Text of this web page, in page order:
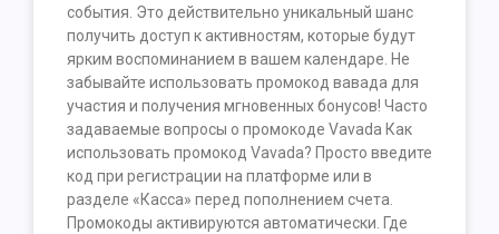
события. Это действительно уникальный шанс
получить доступ к активностям, которые будут
ярким воспоминанием в вашем календаре. Не
забывайте использовать промокод вавада для
участия и получения мгновенных бонусов! Часто
задаваемые вопросы о промокоде Vavada Как
использовать промокод Vavada? Просто введите
код при регистрации на платформе или в
разделе «Касса» перед пополнением счета.
Промокоды активируются автоматически. Где